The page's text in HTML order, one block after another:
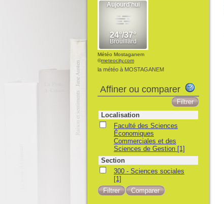
Météo Mostaganem
©meteocity.com
la météo à MOSTAGANEM
Affiner ou comparer
Localisation
Faculté des Sciences
Économiques
Commerciales et des
Sciences de Gestion [1]
Section
300 - Sciences sociales
[1]